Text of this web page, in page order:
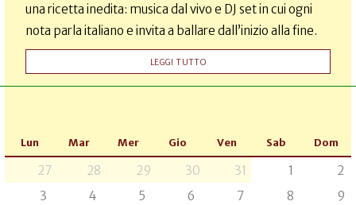
una ricetta inedita: musica dal vivo e DJ set in cui ogni
nota parla italiano e invita a ballare dall’inizio alla fine.
LEGGI TUTTO
Lun Mar Mer Gio Ven Sab Dom
27 28 29 30 31 1
2
3
4 5 6 7 8
9